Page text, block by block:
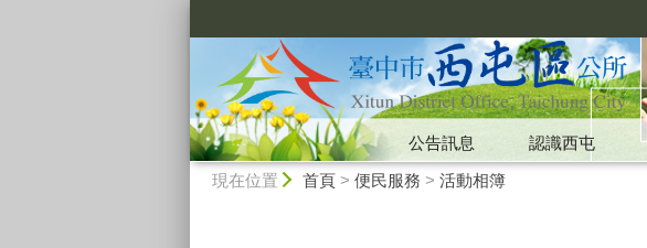
公告訊息 認識西屯
現在位置 首頁> 便民服務 > 活動相簿